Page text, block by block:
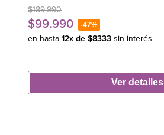
$189.990
$99.990 -47%
en hasta 12x de $8333 sin interés
Ver detalles